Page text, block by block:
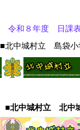
令和８年度 日課
■北中城村立 島袋小
■北中城村立 北中